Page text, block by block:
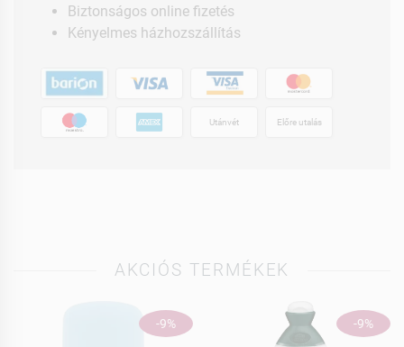
Biztonságos online fizetés
Kényelmes házhozszállítás
Utánvét Előre utalás
AKCIÓS TERMÉKEK
-9% -9%